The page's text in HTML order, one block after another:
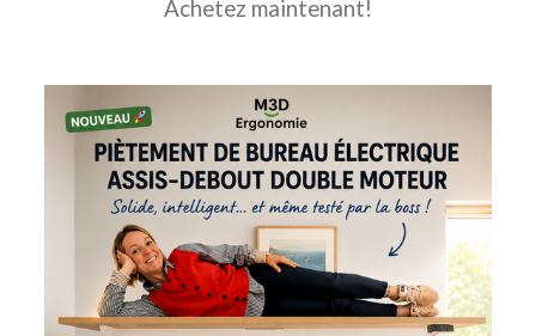
Achetez maintenant!